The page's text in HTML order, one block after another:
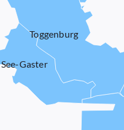
Toggenburg
See-Gaster